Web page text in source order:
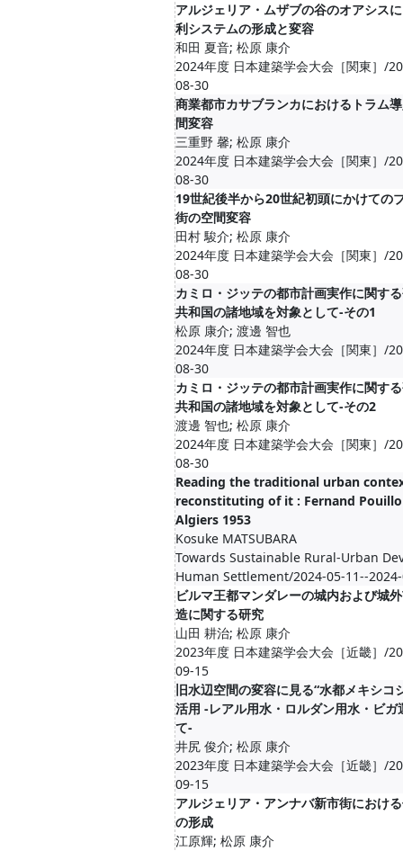
アルジェリア・ムザブの谷のオアシス
利システムの形成と変容
和田 夏音; 松原 康介
2024年度 日本建築学会大会［関東］/
08-30
商業都市カサブランカにおけるトラム
間変容
三重野 馨; 松原 康介
2024年度 日本建築学会大会［関東］/
08-30
19世紀後半から20世紀初頭にかけての
街の空間変容
田村 駿介; 松原 康介
2024年度 日本建築学会大会［関東］/
08-30
カミロ・ジッテの都市計画実作に関す
共和国の諸地域を対象として-その1
松原 康介; 渡邊 智也
2024年度 日本建築学会大会［関東］/
08-30
カミロ・ジッテの都市計画実作に関す
共和国の諸地域を対象として-その2
渡邊 智也; 松原 康介
2024年度 日本建築学会大会［関東］/
08-30
Reading the traditional urban
reconstituting of it : Fernand
Algiers 1953
Kosuke MATSUBARA
Towards Sustainable Rural-Urban
Human Settlement/2024-05-11--
ビルマ王都マンダレーの城内および城
造に関する研究
山田 耕治; 松原 康介
2023年度 日本建築学会大会［近畿］/
09-15
旧水辺空間の変容に見る“水都メキシコ
活用 -レアル用水・ロルダン用水・ビガ
て-
井尻 俊介; 松原 康介
2023年度 日本建築学会大会［近畿］/
09-15
アルジェリア・アンナバ新市街におけ
の形成
江原輝; 松原 康介